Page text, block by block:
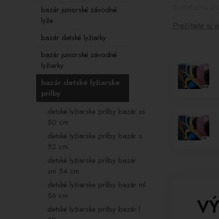
Vnútro prilieb
môžete nájsť
možnosťami.
Prečítajte si
bazár juniorské závodné
lyže
bazár detské lyžiarky
bazár juniorské závodné
lyžiarky
bazár detské lyžiarske
prilby
detské lyžiarske prilby bazár xs
50 cm
detské lyžiarske prilby bazár s
52 cm
detské lyžiarske prilby bazár
sm 54 cm
detské lyžiarske prilby bazár ml
56 cm
detské lyžiarske prilby bazár l